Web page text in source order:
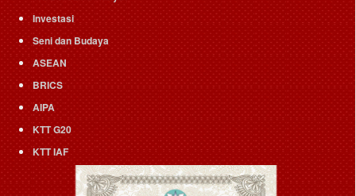
Investasi
Seni dan Budaya
ASEAN
BRICS
AIPA
KTT G20
KTT IAF